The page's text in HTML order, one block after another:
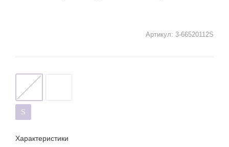
Артикул: 3-66520112S
S
Характеристики